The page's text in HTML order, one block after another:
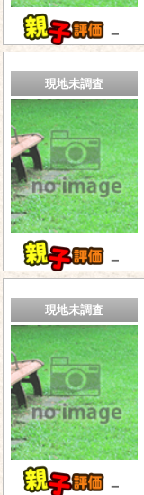
－
現地未調査
－
現地未調査
－